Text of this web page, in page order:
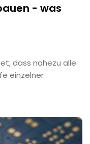
- was
dass nahezu alle
einzelner